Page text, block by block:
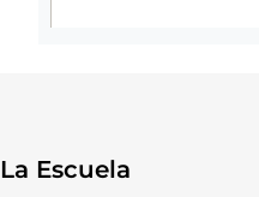
La Escuela